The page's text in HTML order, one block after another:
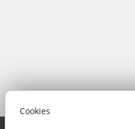
Cookies